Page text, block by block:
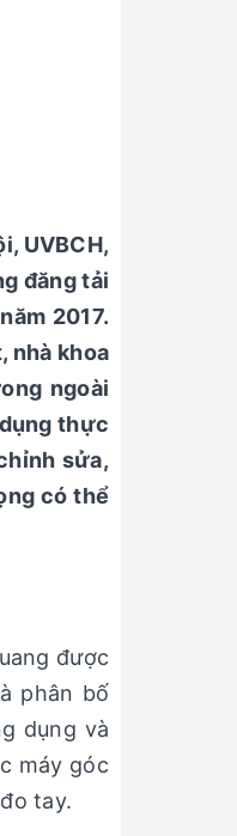
UVBCH,
đăng tải
2017.
nhà khoa
ngoài
thực
sửa,
có thể
được
phân bố
dụng và
máy góc
tay.